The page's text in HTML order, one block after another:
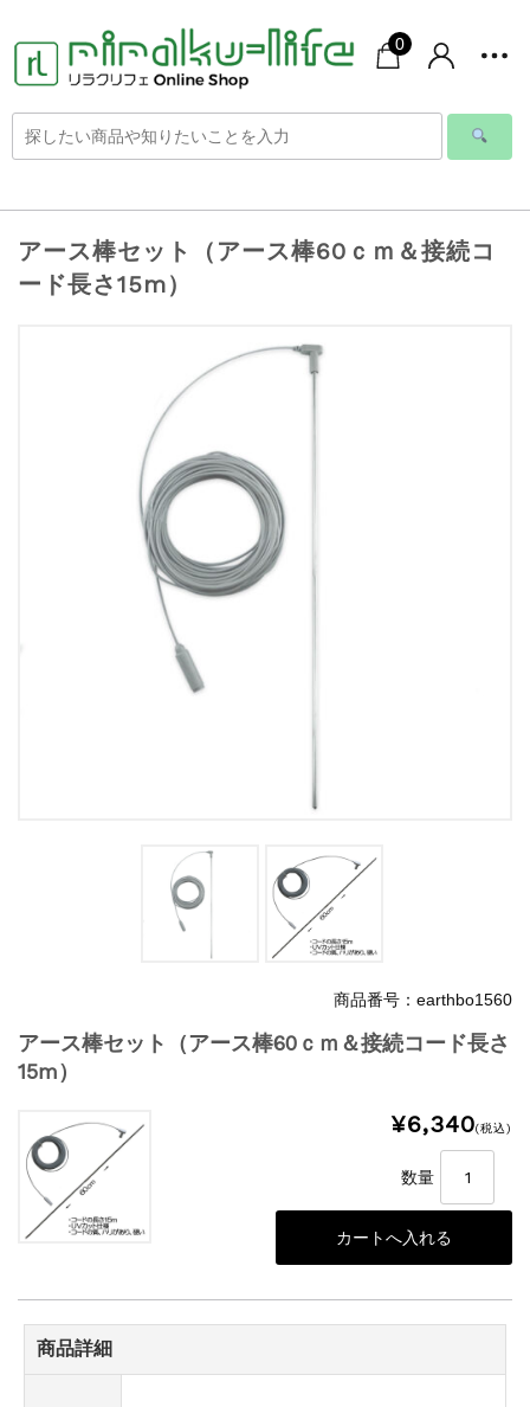
0
アース棒セット（アース棒60ｃｍ＆接続コ
ード長さ15m）
商品番号：earthbo1560
アース棒セット（アース棒60ｃｍ＆接続コード長さ
15m）
¥6,340(税込)
数量
商品詳細